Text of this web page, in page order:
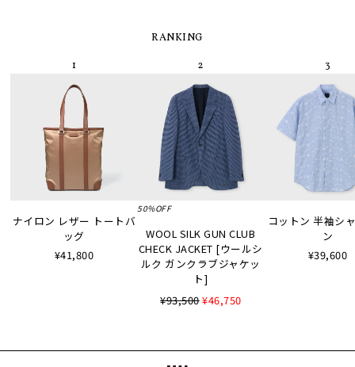
RANKING
ナイロン レザー トートバ
ッグ
¥41,800
50%OFF
WOOL SILK GUN CLUB
CHECK JACKET [ウールシ
ルク ガンクラブジャケッ
ト]
¥93,500¥46,750
コットン 半袖シ
ン
¥39,600